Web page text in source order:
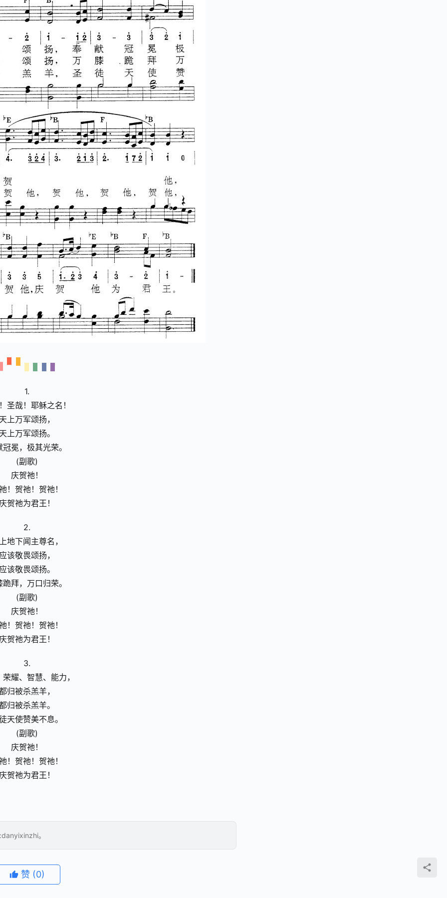
1.
圣哉！耶稣之名！
上万军颂扬，
上万军颂扬。
冠冕，极其光荣。
(副歌)
庆贺祂！
！贺祂！贺祂！
贺祂为君王！
2.
地下闻主尊名，
该敬畏颂扬，
该敬畏颂扬。
跪拜，万口归荣。
(副歌)
庆贺祂！
！贺祂！贺祂！
贺祂为君王！
3.
耀、智慧、能力，
归被杀羔羊，
归被杀羔羊。
天使赞美不息。
(副歌)
庆贺祂！
！贺祂！贺祂！
贺祂为君王！
。
赞 (0)